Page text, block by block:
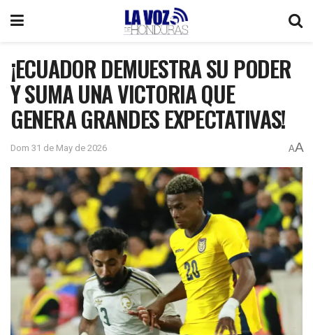
¡ECUADOR DEMUESTRA SU PODER
Y SUMA UNA VICTORIA QUE
GENERA GRANDES EXPECTATIVAS!
Dom 31 de May de 2026 AA